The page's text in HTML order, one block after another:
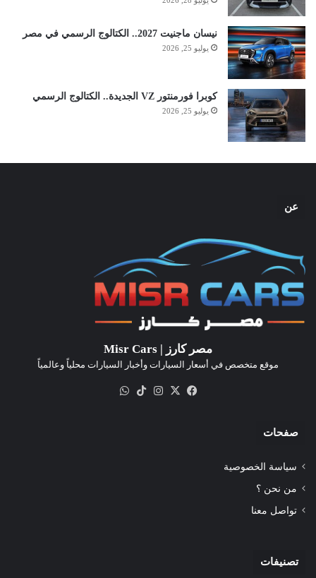
نيسان ماجنيت 2027.. الكتالوج الرسمي في مصر
يوليو 25, 2026
كوبرا فورمنتور VZ الجديدة.. الكتالوج الرسمي
يوليو 25, 2026
عن
مصر كارز | Misr Cars
موقع متخصص في أسعار السيارات وأخبار السيارات محلياً وعالمياً
فيسبوك
‫X انستقرام‫TikTok
صفحات
سياسة الخصوصية
من نحن ؟
تواصل معنا
تصنيفات